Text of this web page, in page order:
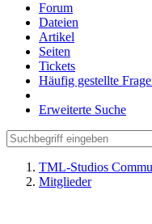
Forum
Dateien
Artikel
Seiten
Tickets
Häufig gestellte
Erweiterte Suche
TML-Studios
Mitglieder